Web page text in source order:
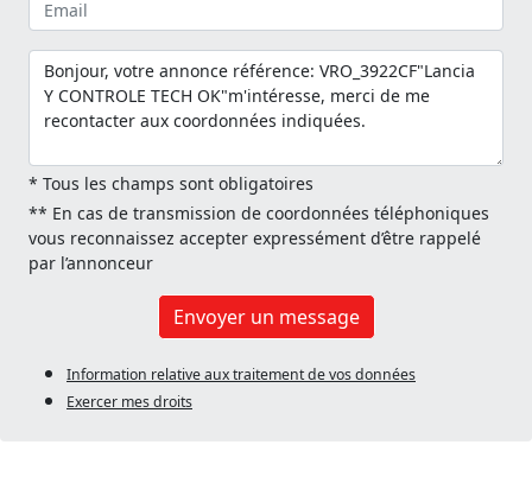
* Tous les champs sont obligatoires
** En cas de transmission de coordonnées téléphoniques
vous reconnaissez accepter expressément d’être rappelé
par l’annonceur
Envoyer un message
Information relative aux traitement de vos données
Exercer mes droits